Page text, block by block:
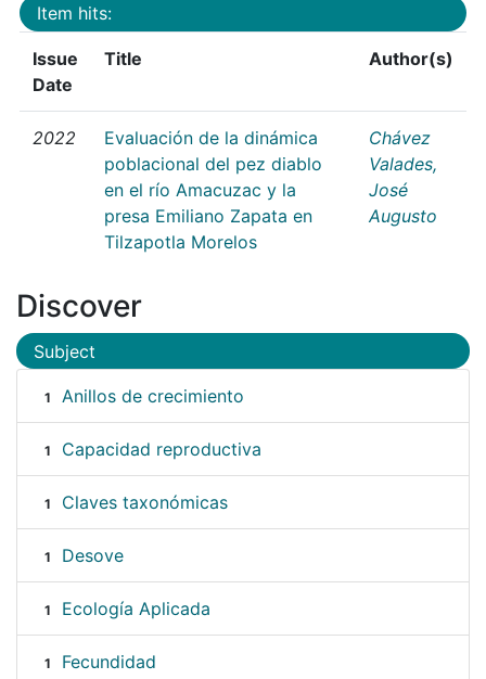
Item hits:
Issue
Date
Title Author(s)
2022
Evaluación de la dinámica
poblacional del pez diablo
en el río Amacuzac y la
presa Emiliano Zapata en
Tilzapotla Morelos
Chávez
Valades,
José
Augusto
Discover
Subject
1 Anillos de crecimiento
1 Capacidad reproductiva
1 Claves taxonómicas
1 Desove
1 Ecología Aplicada
1 Fecundidad